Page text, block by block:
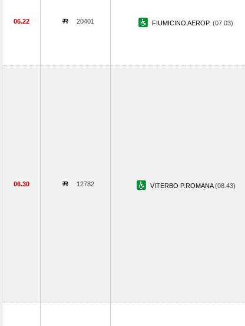
06.22 20401 FIUMICINO AEROP. (07.03)
06.30 12782 VITERBO P.ROMANA(08.43)